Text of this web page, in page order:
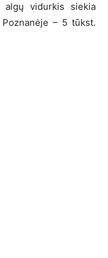
algų vidurkis siekia
– 5 tūkst.